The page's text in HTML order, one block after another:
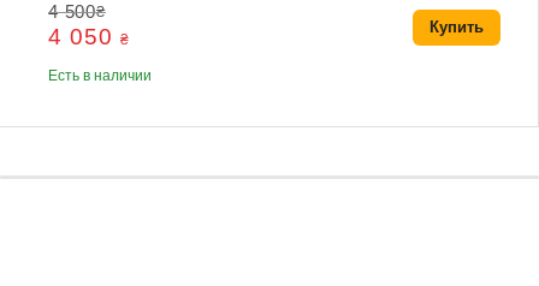
4 500₴
4 050 ₴
Есть в наличии
Купить